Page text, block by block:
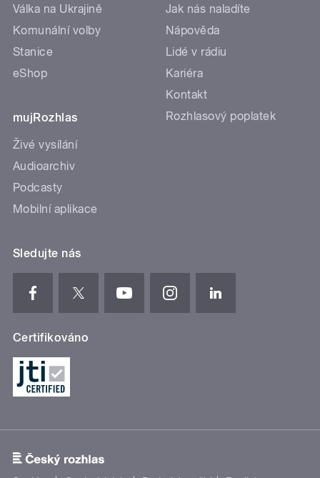
Válka na Ukrajině
Komunální volby
Stanice
eShop
mujRozhlas
Živé vysílání
Audioarchiv
Podcasty
Mobilní aplikace
Jak nás naladíte
Nápověda
Lidé v rádiu
Kariéra
Kontakt
Rozhlasový poplatek
Sledujte nás
Certifikováno